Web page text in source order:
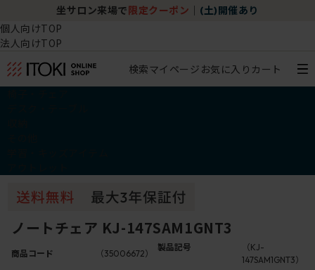
坐サロン来場で 限定クーポン (土)開催あり
個人向けTOP
法人向けTOP
検索マイページ お気に入り カート
ノートチェア KJ-147SAM1GNT3
商品コード （35006672）
製品記号
（KJ-
147SAM1GNT3）